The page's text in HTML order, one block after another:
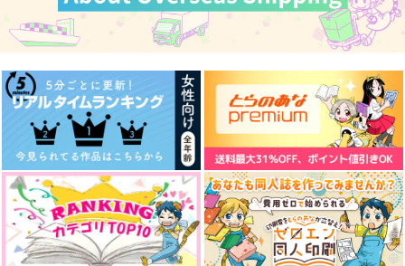
Note_re.
める亭
787円（税込）
オールキャラ
サンプル
作品詳細
失踪ー俳優降谷零の二
二八六堂
1,494 円（税込）
赤井秀一×安室透
サンプル
作品詳細
てめーはいつまで待た
いちごにく
660円 （税込）
流川楓×桜木花道
サンプル
作品詳細